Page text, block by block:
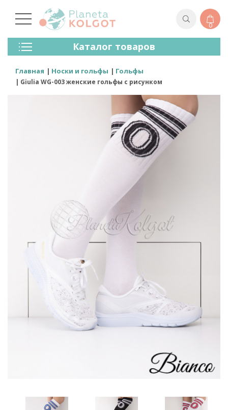
0
Каталог товаров
Колготки
Чулки
Лосины (леггинсы)
Главная Носки и гольфы Гольфы
Giulia WG-003 женские гольфы с рисунком